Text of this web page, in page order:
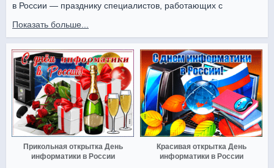
в России — празднику специалистов, работающих с
аналитиков и всех, кто связан с ИТ, выразив уважение за их
знания и труд.
Показать больше...
Прикольная открытка День
информатики в России
Красивая открытка День
информатики в России